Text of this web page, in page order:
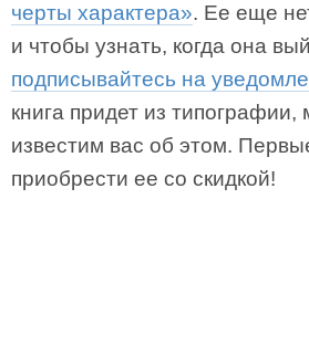
черты характера». Ее еще
и чтобы узнать, когда она
подписывайтесь на
книга придет из типографии,
известим вас об этом.
приобрести ее со скидкой!